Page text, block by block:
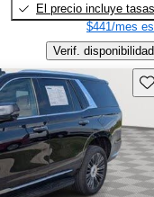
El precio incluye tasas
$441/mes
Verif. disponibilidad